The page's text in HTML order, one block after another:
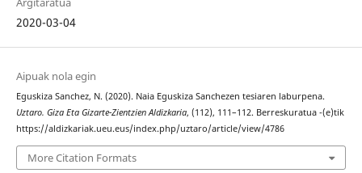
2020-03-04
Aipuak nola egin
Eguskiza Sanchez, N. (2020). Naia Eguskiza Sanchezen tesiaren laburpena.
Uztaro. Giza Eta Gizarte-Zientzien Aldizkaria, (112), 111–112. Berreskuratua -(e)tik
https://aldizkariak.ueu.eus/index.php/uztaro/article/view/4786
More Citation Formats